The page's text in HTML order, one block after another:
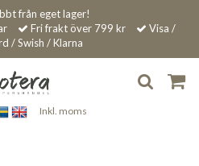
från eget lager!
Fri frakt över 799 kr
Visa /
/ Swish / Klarna
Inkl. moms